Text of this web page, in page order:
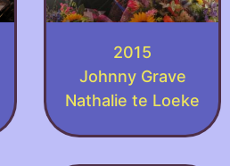
2015
Johnny Grave
Nathalie te Loeke